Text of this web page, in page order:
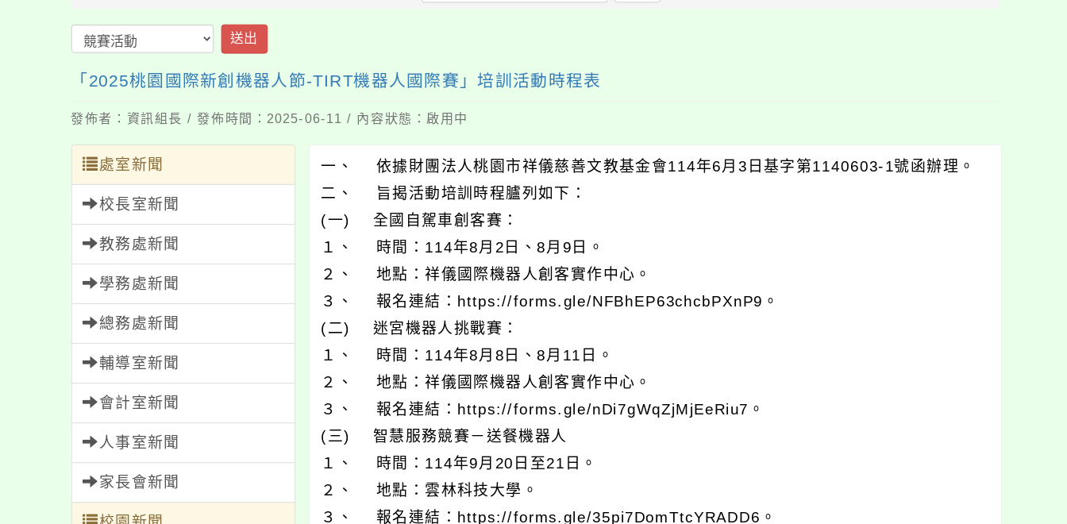
送出
「2025桃園國際新創機器人節-TIRT機器人國際賽」培訓活動時程表
發佈者：資訊組長 / 發佈時間：2025-06-11 / 內容狀態：啟用中
處室新聞
校長室新聞
教務處新聞
學務處新聞
總務處新聞
輔導室新聞
會計室新聞
人事室新聞
家長會新聞
一、 依據財團法人桃園市祥儀慈善文教基金會114年6月3日基字第1140603-1號函辦理。
二、 旨揭活動培訓時程臚列如下：
(一) 全國自駕車創客賽：
１、 時間：114年8月2日、8月9日。
２、 地點：祥儀國際機器人創客實作中心。
３、 報名連結：https://forms.gle/NFBhEP63chcbPXnP9。
(二) 迷宮機器人挑戰賽：
１、 時間：114年8月8日、8月11日。
２、 地點：祥儀國際機器人創客實作中心。
３、 報名連結：https://forms.gle/nDi7gWqZjMjEeRiu7。
(三) 智慧服務競賽－送餐機器人
１、 時間：114年9月20日至21日。
２、 地點：雲林科技大學。
３、 報名連結：https://forms.gle/35pi7DomTtcYRADD6。